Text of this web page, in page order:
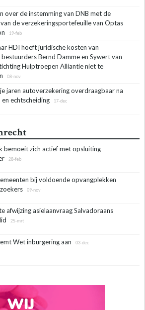
over de instemming van DNB met de
de verzekeringsportefeuille van Optas
19-feb
HDI hoeft juridische kosten van
Bernd Damme en Sywert van
Hulptroepen Alliantie niet te
08-nov
jaren autoverzekering overdraagbaar na
echtscheiding
17-dec
bemoeit zich actief met opsluiting
28-feb
bij voldoende opvangplekken
09-nov
afwijzing asielaanvraag Salvadoraans
25-mrt
Wet inburgering aan 03-dec